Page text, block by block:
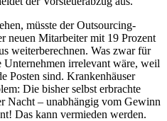
müsste der Outsourcing-
neuen Mitarbeiter mit 19 Prozent
weiterberechnen. Was zwar für
Unternehmen irrelevant wäre, weil
Posten sind. Krankenhäuser
Die bisher selbst erbrachte
Nacht – unabhängig vom Gewinn
Das kann vermieden werden.